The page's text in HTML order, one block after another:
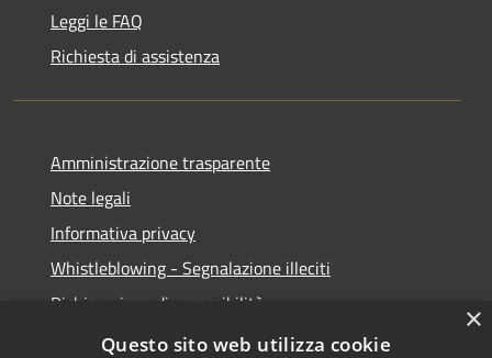
Leggi le FAQ
Richiesta di assistenza
Amministrazione trasparente
Note legali
Informativa privacy
Whistleblowing - Segnalazione illeciti
Dichiarazione di accessibilità
Obiettivi di acessibilità
×
Questo sito web utilizza cookie